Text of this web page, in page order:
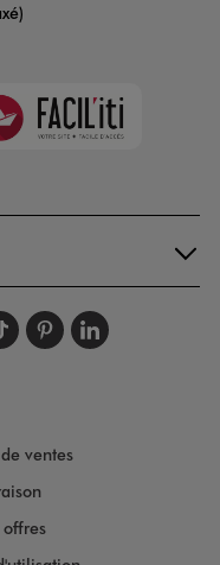
sursur
nous sur
nousnous
Suivez-
ventes